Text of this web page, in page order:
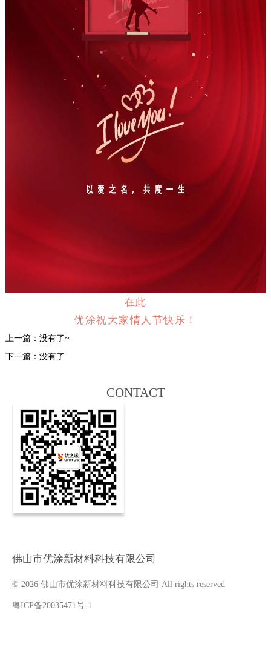
在此
优涂祝大家情人节快乐！
上一篇：没有了~
下一篇：没有了
CONTACT
佛山市优涂新材料科技有限公司
© 2026 佛山市优涂新材料科技有限公司 All rights reserved
粤ICP备20035471号-1